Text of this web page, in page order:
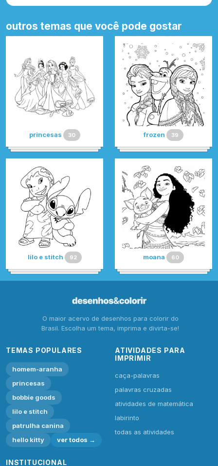
outros temas que você pode gostar
princesas 30 frozen 39
lilo e stitch 92 moana 60
O maior acervo de desenhos para colorir do
Brasil. Escolha um tema, imprima e divirta-se!
TEMAS POPULARES
homem-aranha
princesas
bobbie goods
lilo e stitch
patrulha canina
hello kitty
ver todos →
ATIVIDADES PARA
IMPRIMIR
caça-palavras
palavras cruzadas
atividades de matemática
labirinto
todas as atividades
INSTITUCIONAL